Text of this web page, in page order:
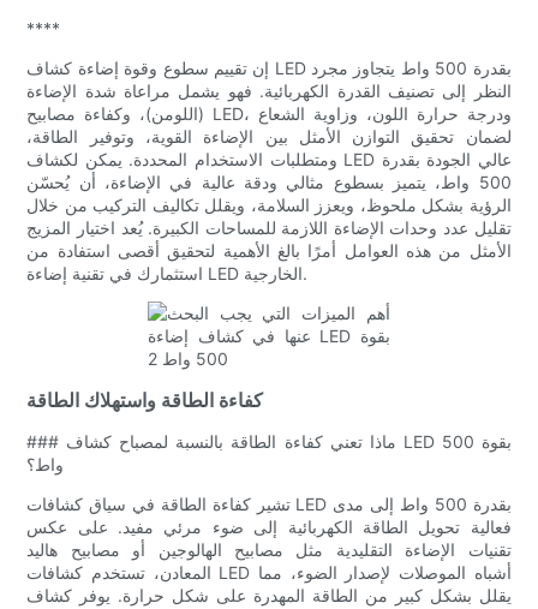
****
إن تقييم سطوع وقوة إضاءة كشاف LED بقدرة 500 واط يتجاوز مجرد
النظر إلى تصنيف القدرة الكهربائية. فهو يشمل مراعاة شدة الإضاءة
(اللومن)، وكفاءة مصابيح LED، ودرجة حرارة اللون، وزاوية الشعاع
لضمان تحقيق التوازن الأمثل بين الإضاءة القوية، وتوفير الطاقة،
ومتطلبات الاستخدام المحددة. يمكن لكشاف LED عالي الجودة بقدرة
500 واط، يتميز بسطوع مثالي ودقة عالية في الإضاءة، أن يُحسّن
الرؤية بشكل ملحوظ، ويعزز السلامة، ويقلل تكاليف التركيب من خلال
تقليل عدد وحدات الإضاءة اللازمة للمساحات الكبيرة. يُعد اختيار المزيج
الأمثل من هذه العوامل أمرًا بالغ الأهمية لتحقيق أقصى استفادة من
استثمارك في تقنية إضاءة LED الخارجية.
كفاءة الطاقة واستهلاك الطاقة
### ماذا تعني كفاءة الطاقة بالنسبة لمصباح كشاف LED بقوة 500
واط؟
تشير كفاءة الطاقة في سياق كشافات LED بقدرة 500 واط إلى مدى
فعالية تحويل الطاقة الكهربائية إلى ضوء مرئي مفيد. على عكس
تقنيات الإضاءة التقليدية مثل مصابيح الهالوجين أو مصابيح هاليد
المعادن، تستخدم كشافات LED أشباه الموصلات لإصدار الضوء، مما
يقلل بشكل كبير من الطاقة المهدرة على شكل حرارة. يوفر كشاف